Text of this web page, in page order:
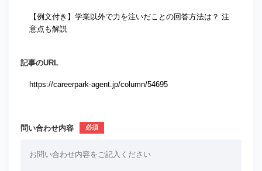
記事のURL
問い合わせ内容